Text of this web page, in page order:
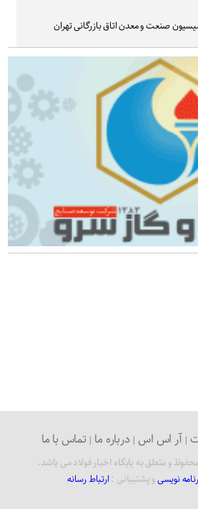
صنعت و معدن اتاق بازرگانی تهران
آر اس اس درباره ما تماس با ما
و متعلق به پایگاه اخبار فولاد می باشد.
نویسیو پشتیبانی :ارتباط رسانه